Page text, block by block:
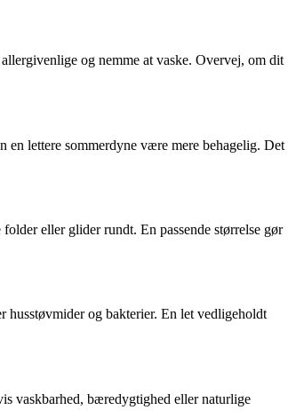
og nemme at vaske. Overvej, om dit
en lettere sommerdyne være mere behagelig. Det
eller glider rundt. En passende størrelse gør
og bakterier. En let vedligeholdt
vaskbarhed, bæredygtighed eller naturlige